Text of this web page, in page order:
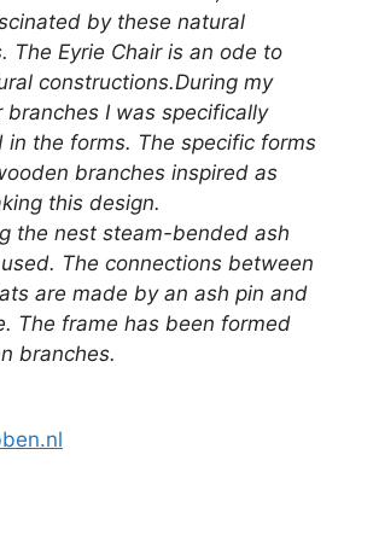
by these natural
The Eyrie Chair is an ode to
constructions.During my
branches I was specifically
in the forms. The specific forms
branches inspired as
this design.
the nest steam-bended ash
The connections between
are made by an ash pin and
The frame has been formed
branches.